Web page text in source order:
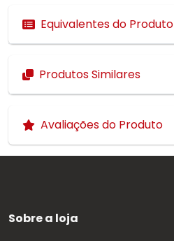
Equivalentes do Produto
Produtos Similares
Avaliações do Produto
Sobre a loja